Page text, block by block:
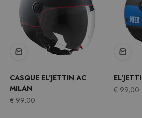
CASQUE EL'JETTIN AC
MILAN
Prix après remise
€ 99,00
Prix après
€ 99,00